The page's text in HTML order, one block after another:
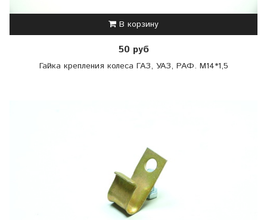
В корзину
50 руб
Гайка крепления колеса ГАЗ, УАЗ, РАФ. М14*1,5